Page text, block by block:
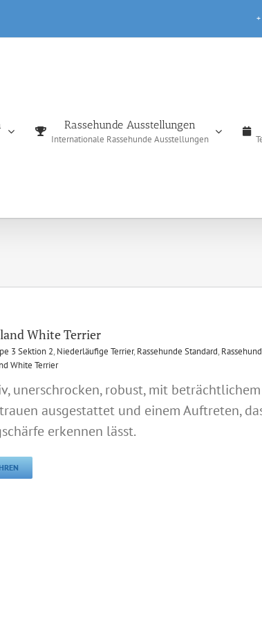
Rassehunde Ausstellungen
Internationale Rassehunde Ausstellungen
White Terrier
3 Sektion 2, Niederläufige Terrier, Rassehunde Standard,
White Terrier
unerschrocken, robust, mit beträchtlichem
ausgestattet und einem Auftreten,
erkennen lässt.